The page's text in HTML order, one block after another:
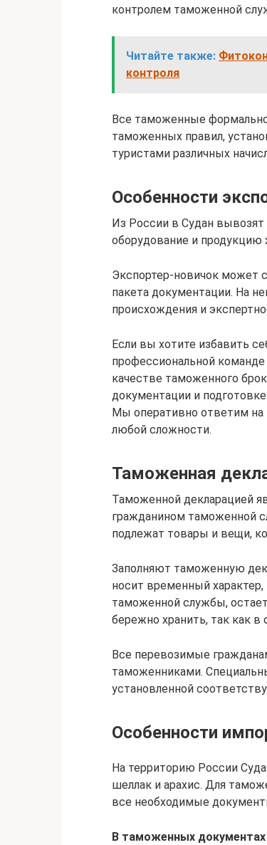
контролем таможенной
Читайте также:
контроля
Все таможенные
таможенных правил,
туристами различных
Особенности
Из России в Судан
оборудование и
Экспортер-новичок может
пакета документации. На
происхождения и
Если вы хотите избавить
профессиональной
качестве таможенного
документации и
Мы оперативно ответим на
любой сложности.
Таможенная
Таможенной декларацией
гражданином таможенной
подлежат товары и вещи,
Заполняют таможенную
носит временный
таможенной службы,
бережно хранить, так как в
Все перевозимые
таможенниками.
установленной
Особенности
На территорию России
шеллак и арахис. Для
все необходимые
В таможенных